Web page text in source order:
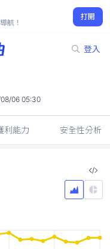
航！
打開
登入
06 05:30
利能力 安全性分析